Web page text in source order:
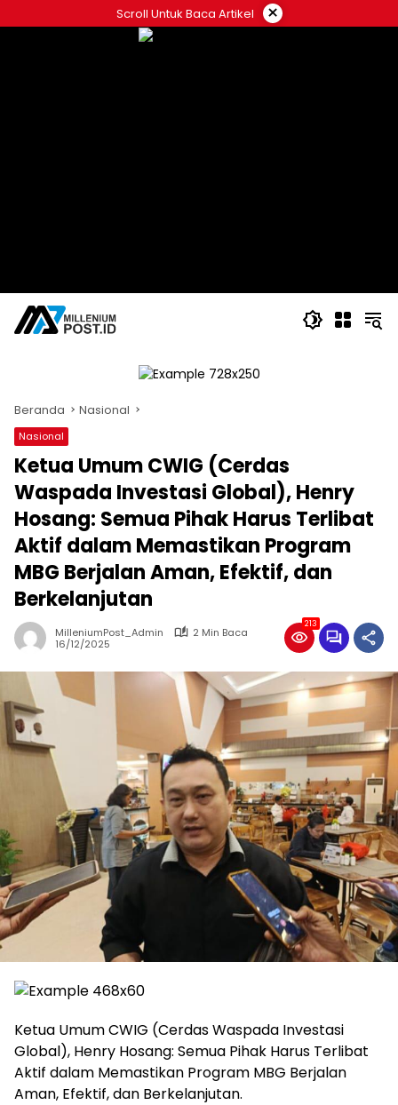
ke
Scroll Untuk Baca Artikel ×
Beranda Nasional
Nasional
Ketua Umum CWIG (Cerdas
Waspada Investasi Global), Henry
Hosang: Semua Pihak Harus Terlibat
Aktif dalam Memastikan Program
MBG Berjalan Aman, Efektif, dan
Berkelanjutan
MilleniumPost_Admin
2 Min Baca
16/12/2025
213
Ketua Umum CWIG (Cerdas Waspada Investasi
Global), Henry Hosang: Semua Pihak Harus Terlibat
Aktif dalam Memastikan Program MBG Berjalan
Aman, Efektif, dan Berkelanjutan.